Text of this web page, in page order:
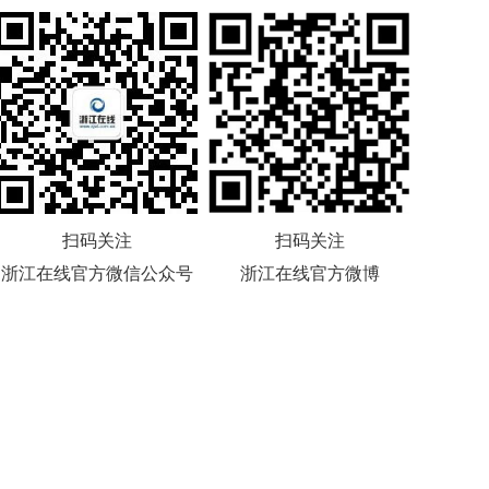
扫码关注
浙江在线官方微信公众号
扫码关注
浙江在线官方微博